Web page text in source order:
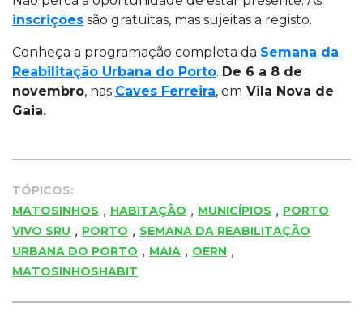
inscrições são gratuitas, mas sujeitas a registo.
Conheça a programação completa da Semana da
Reabilitação Urbana do Porto. De 6 a 8 de
novembro, nas Caves Ferreira, em Vila Nova de
Gaia.
TÓPICOS:
MATOSINHOS , HABITAÇÃO , MUNICÍPIOS , PORTO
VIVO SRU , PORTO , SEMANA DA REABILITAÇÃO
URBANA DO PORTO , MAIA , OERN ,
MATOSINHOSHABIT